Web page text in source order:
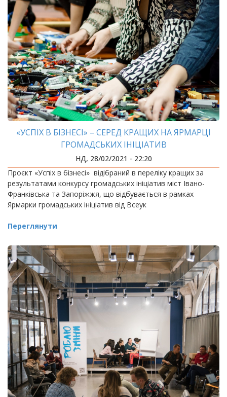
«УСПІХ В БІЗНЕСІ» – СЕРЕД КРАЩИХ НА ЯРМАРЦІ
ГРОМАДСЬКИХ ІНІЦІАТИВ
НД, 28/02/2021 - 22:20
Проєкт «Успіх в бізнесі» відібраний в переліку кращих за
результатами конкурсу громадських ініціатив міст Івано-
Франківська та Запоріжжя, що відбувається в рамках
Ярмарки громадських ініціатив від Всеук
Переглянути